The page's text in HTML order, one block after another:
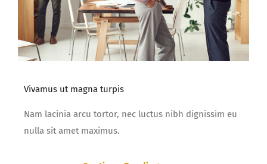
Vivamus ut magna turpis
Nam lacinia arcu tortor, nec luctus nibh dignissim eu
nulla sit amet maximus.